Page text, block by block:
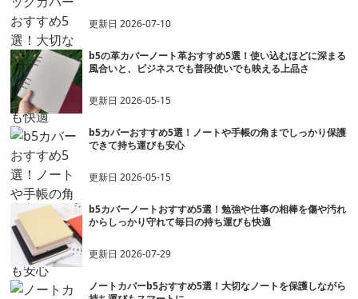
更新日2026-07-10
b5の革カバーノート革おすすめ5選！使い込むほどに深まる
風合いと、ビジネスでも普段使いでも映える上品さ
更新日2026-05-15
b5カバーおすすめ5選！ノートや手帳の角までしっかり保護
できて持ち運びも安心
更新日2026-05-15
b5カバーノートおすすめ5選！勉強や仕事の相棒を傷や汚れ
からしっかり守れて毎日の持ち運びも快適
更新日2026-07-29
ノートカバーb5おすすめ5選！大切なノートを保護しながら